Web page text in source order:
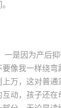
是因为产后
像我一样绕弯
万，这对普
动，孩子还